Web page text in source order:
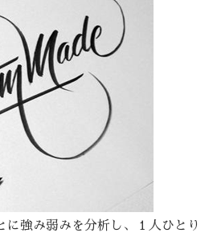
に強み弱みを分析し、１人ひとり